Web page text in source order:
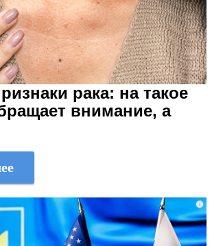
рака: на такое
внимание, а
i